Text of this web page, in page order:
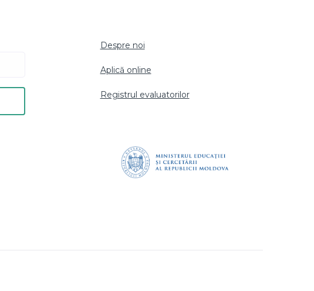
Despre noi
Aplică online
Registrul evaluatorilor